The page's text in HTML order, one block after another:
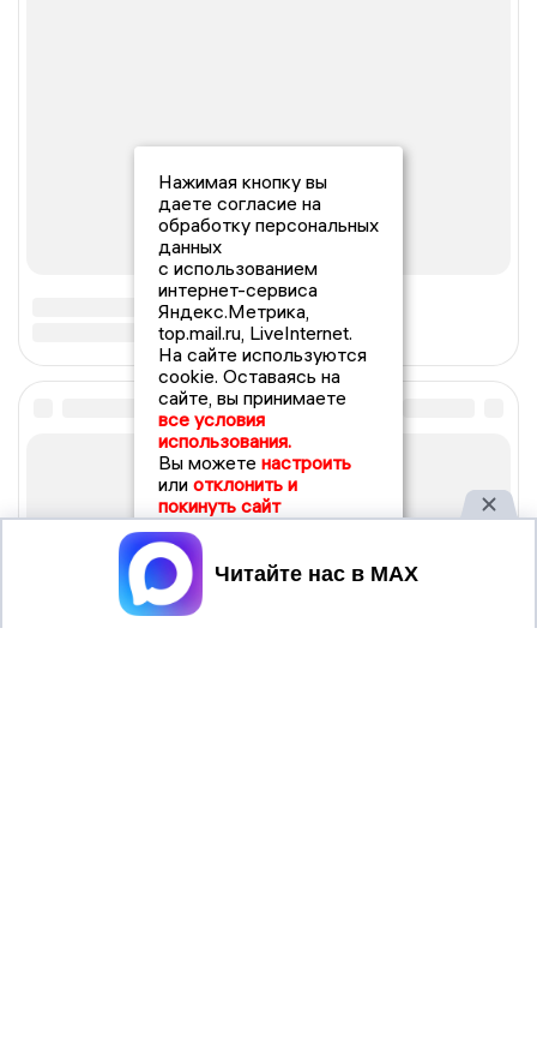
Нажимая кнопку вы
даете согласие на
обработку персональных
данных
с использованием
интернет-сервиса
Яндекс.Метрика,
top.mail.ru, LiveInternet.
На сайте используются
cookie. Оставаясь на
сайте, вы принимаете
все условия
использования.
Вы можете настроить
или отклонить и
покинуть сайт
Принять